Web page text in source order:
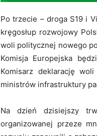
Po trzecie – droga S19 i
kręgosłup rozwojowy
woli politycznej nowego
Komisja Europejska
Komisarz deklarację
ministrów infrastruktury
Na dzień dzisiejszy
organizowanej przeze